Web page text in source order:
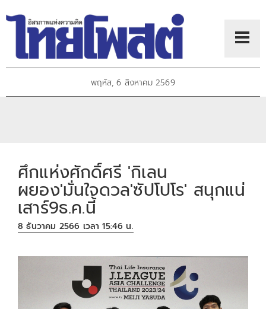
พฤหัส, 6 สิงหาคม 2569
ศึกแห่งศักดิ์ศรี 'กิเลน
ผยอง'มั่นใจดวล'ซัปโปโร' สนุกแน่
เสาร์9ธ.ค.นี้
8 ธันวาคม 2566 เวลา 15:46 น.